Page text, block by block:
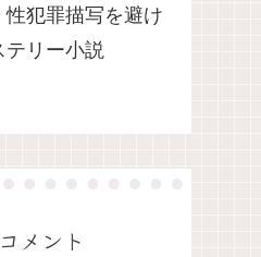
犯罪描写を避け
テリー小説
メント